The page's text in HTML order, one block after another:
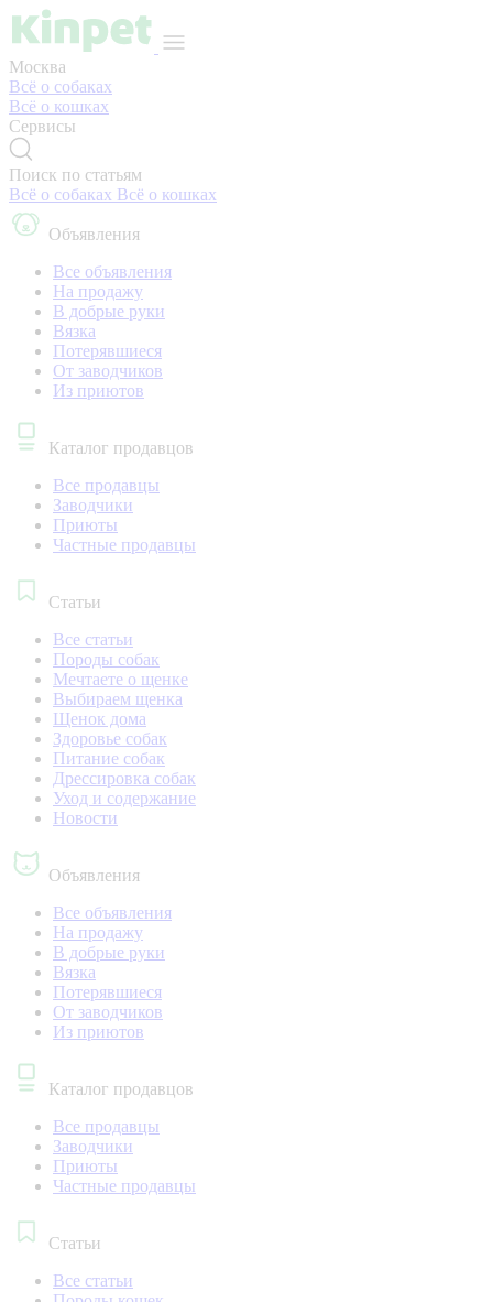
Москва
Всё о собаках
Всё о кошках
Сервисы
Поиск по статьям
Всё о собаках Всё о кошках
Объявления
Все объявления
На продажу
В добрые руки
Вязка
Потерявшиеся
От заводчиков
Из приютов
Каталог продавцов
Все продавцы
Заводчики
Приюты
Частные продавцы
Статьи
Все статьи
Породы собак
Мечтаете о щенке
Выбираем щенка
Щенок дома
Здоровье собак
Питание собак
Дрессировка собак
Уход и содержание
Новости
Объявления
Все объявления
На продажу
В добрые руки
Вязка
Потерявшиеся
От заводчиков
Из приютов
Каталог продавцов
Все продавцы
Заводчики
Приюты
Частные продавцы
Статьи
Все статьи